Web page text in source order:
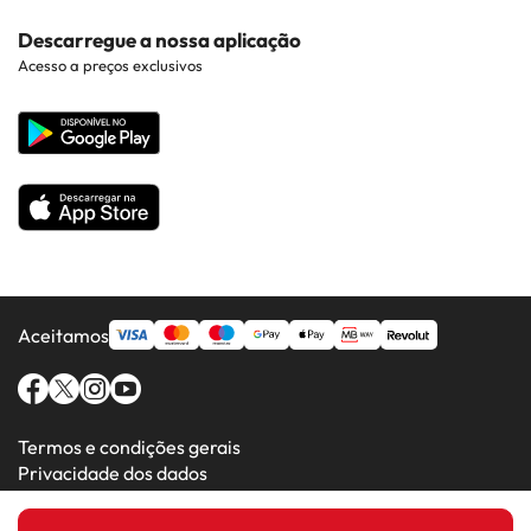
Costa da luz
Hotéis em Regiões Populares
Todos os Hotéis
Contacto
Web corporativa
Descarregue a nossa aplicação
Acesso a preços exclusivos
Aceitamos
Termos e condições gerais
Privacidade dos dados